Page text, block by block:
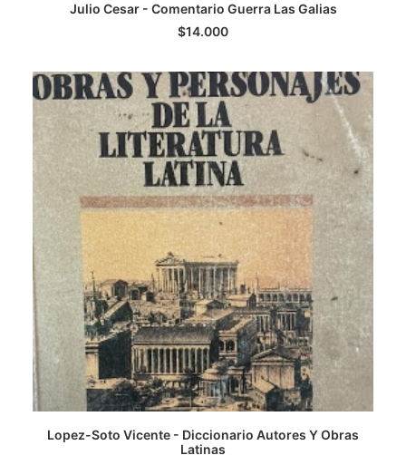
AGREGAR AL CARRITO
Julio Cesar - Comentario Guerra Las Galias
$14.000
AGREGAR AL CARRITO
Lopez-Soto Vicente - Diccionario Autores Y Obras
Latinas